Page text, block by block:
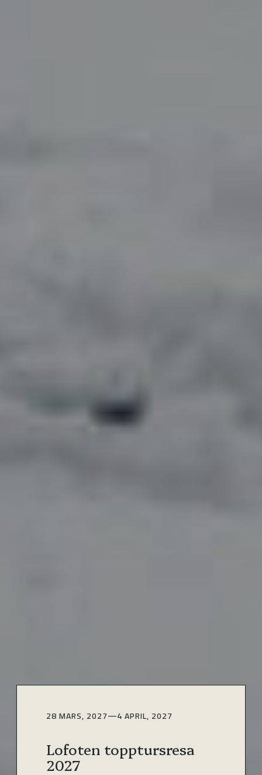
Lofoten topptursresa
2027
28 MARS, 2027—4 APRIL, 2027